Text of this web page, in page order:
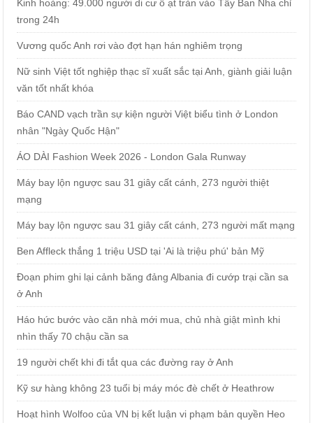
Kinh hoàng: 49.000 người di cư ồ ạt tràn vào Tây Ban Nha chỉ
trong 24h
Vương quốc Anh rơi vào đợt hạn hán nghiêm trọng
Nữ sinh Việt tốt nghiệp thạc sĩ xuất sắc tại Anh, giành giải luận
văn tốt nhất khóa
Báo CAND vạch trần sự kiện người Việt biểu tình ở London
nhân "Ngày Quốc Hận"
ÁO DÀI Fashion Week 2026 - London Gala Runway
Máy bay lộn ngược sau 31 giây cất cánh, 273 người thiệt
mạng
Máy bay lộn ngược sau 31 giây cất cánh, 273 người mất mạng
Ben Affleck thắng 1 triệu USD tại 'Ai là triệu phú' bản Mỹ
Đoạn phim ghi lại cảnh băng đảng Albania đi cướp trại cần sa
ở Anh
Háo hức bước vào căn nhà mới mua, chủ nhà giật mình khi
nhìn thấy 70 chậu cần sa
19 người chết khi đi tắt qua các đường ray ở Anh
Kỹ sư hàng không 23 tuổi bị máy móc đè chết ở Heathrow
Hoạt hình Wolfoo của VN bị kết luận vi phạm bản quyền Heo